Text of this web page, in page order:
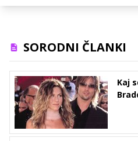
SORODNI ČLANKI
Kaj